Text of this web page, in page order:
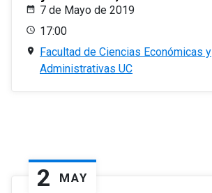
7 de Mayo de 2019
17:00
Facultad de Ciencias Económicas y
Administrativas UC
2 MAY